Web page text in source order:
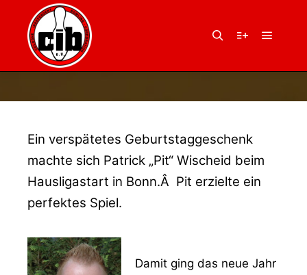
Ein verspätetes Geburtstaggeschenk
machte sich Patrick „Pit“ Wischeid beim
Hausligastart in Bonn.Â Pit erzielte ein
perfektes Spiel.
Damit ging das neue Jahr